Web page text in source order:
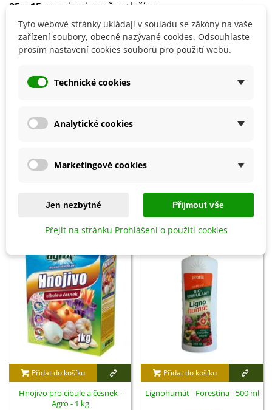
25 x 15 cm a jen jemně zatlačíme.
Substrát udržujeme neustále vlhký.
Doba klíčení je přibližně2–4 týdnynebo déle při
teplotě12–18 °C.
na živiny, propustná, písčitohlinitá, humózní,
zálivku.
Detaily produktu
SOUVISEJÍCÍ PRODUKTY
Přidat do košíku
Hnojivo pro cibule a česnek -
Agro - 1 kg
Přidat do košíku
Lignohumát - Forestina - 500 ml
Tyto webové stránky ukládají v souladu se zákony na vaše
zařízení soubory, obecně nazývané cookies. Odsouhlaste
prosím nastavení cookies souborů pro použití webu.
Technické cookies
Analytické cookies
Marketingové cookies
Jen nezbytné Přijmout vše
Přejít na stránku Prohlášení o použití cookies